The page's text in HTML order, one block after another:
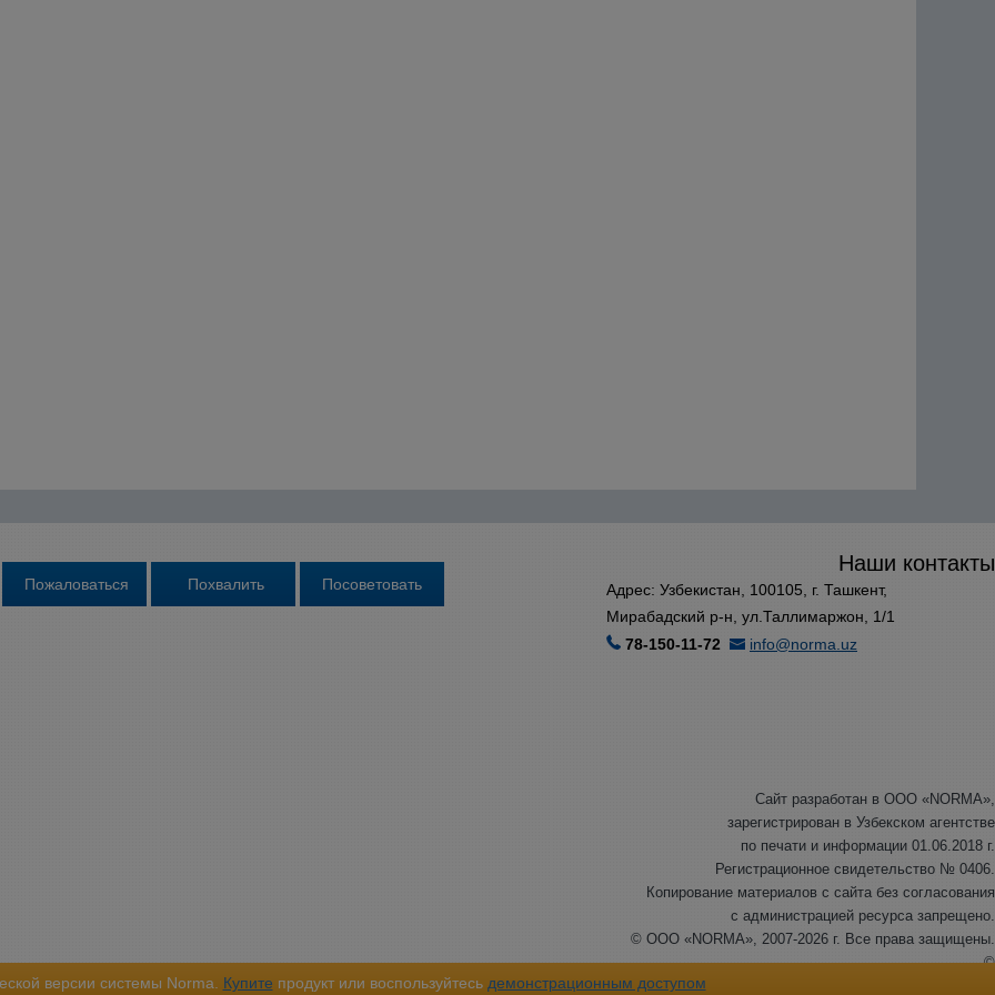
Наши контакты
Адрес: Узбекистан, 100105, г. Ташкент,
Мирабадский р-н, ул.Таллимаржон, 1/1
78-150-11-72
info@norma.uz
Сайт разработан в ООО «NORMA»,
зарегистрирован в Узбекском агентстве
по печати и информации 01.06.2018 г.
Регистрационное свидетельство № 0406.
Копирование материалов с сайта без согласования
с администрацией ресурса запрещено.
© ООО «NORMA», 2007-2026 г. Все права защищены.
©
версии системы Norma. Купите продукт или воспользуйтесь демонстрационным доступом